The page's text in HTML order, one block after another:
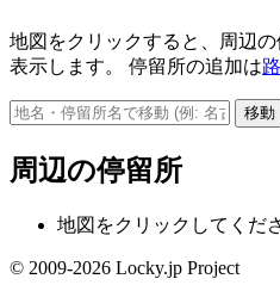
地図をクリックすると、周辺
表示します。 停留所の追加は
移動
周辺の停留所
地図をクリックしてくだ
© 2009-2026 Locky.jp Project